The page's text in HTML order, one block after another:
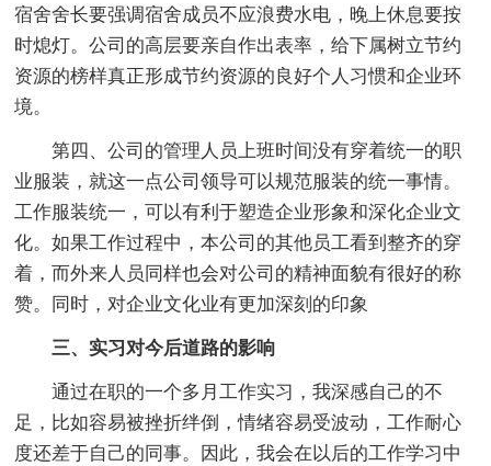
宿舍舍长要强调宿舍成员不应浪费水电，晚上休息要按
时熄灯。公司的高层要亲自作出表率，给下属树立节约
资源的榜样真正形成节约资源的良好个人习惯和企业环
境。
第四、公司的管理人员上班时间没有穿着统一的职
业服装，就这一点公司领导可以规范服装的统一事情。
工作服装统一，可以有利于塑造企业形象和深化企业文
化。如果工作过程中，本公司的其他员工看到整齐的穿
着，而外来人员同样也会对公司的精神面貌有很好的称
赞。同时，对企业文化业有更加深刻的印象
三、实习对今后道路的影响
通过在职的一个多月工作实习，我深感自己的不
足，比如容易被挫折绊倒，情绪容易受波动，工作耐心
度还差于自己的同事。因此，我会在以后的工作学习中